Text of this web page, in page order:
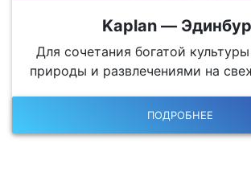
Kaplan —
Для сочетания богатой
природы и развлечениями на
ПОДРОБНЕЕ